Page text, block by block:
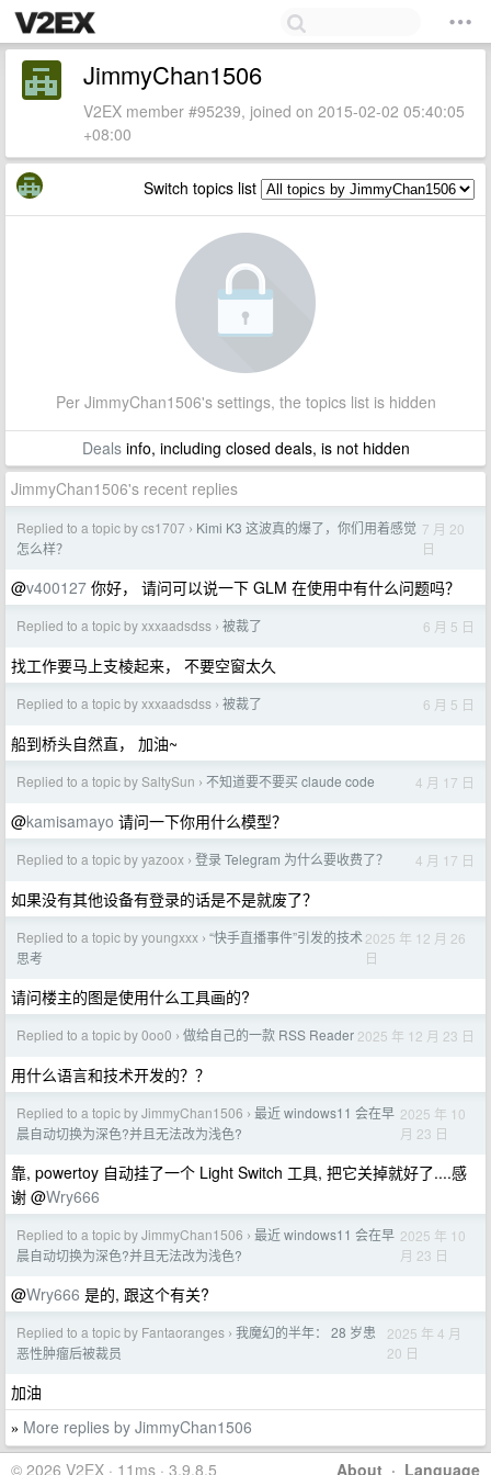
JimmyChan1506
V2EX member #95239, joined on 2015-02-02 05:40:05
+08:00
Switch topics list
Per JimmyChan1506's settings, the topics list is hidden
Dealsinfo, including closed deals, is not hidden
JimmyChan1506's recent replies
Replied to a topic by cs1707 › Kimi K3 这波真的爆了，你们用着感觉
怎么样？
7 月 20
日
@v400127 你好， 请问可以说一下 GLM 在使用中有什么问题吗？
Replied to a topic by xxxaadsdss › 被裁了 6 月 5 日
找工作要马上支棱起来， 不要空窗太久
Replied to a topic by xxxaadsdss › 被裁了 6 月 5 日
船到桥头自然直， 加油~
Replied to a topic by SaltySun › 不知道要不要买 claude code 4 月 17 日
@kamisamayo 请问一下你用什么模型？
Replied to a topic by yazoox › 登录 Telegram 为什么要收费了？ 4 月 17 日
如果没有其他设备有登录的话是不是就废了？
Replied to a topic by youngxxx › “快手直播事件”引发的技术
思考
2025 年 12 月 26
日
请问楼主的图是使用什么工具画的?
Replied to a topic by 0oo0 › 做给自己的一款 RSS Reader 2025 年 12 月 23 日
用什么语言和技术开发的？？
Replied to a topic by JimmyChan1506 › 最近 windows11 会在早
晨自动切换为深色?并且无法改为浅色?
2025 年 10
月 23 日
靠, powertoy 自动挂了一个 Light Switch 工具, 把它关掉就好了....感
谢 @Wry666
Replied to a topic by JimmyChan1506 › 最近 windows11 会在早
晨自动切换为深色?并且无法改为浅色?
2025 年 10
月 23 日
@Wry666 是的, 跟这个有关?
Replied to a topic by Fantaoranges › 我魔幻的半年： 28 岁患
恶性肿瘤后被裁员
2025 年 4 月
20 日
加油
» More replies by JimmyChan1506
About · Language
© 2026 V2EX · 11ms · 3.9.8.5